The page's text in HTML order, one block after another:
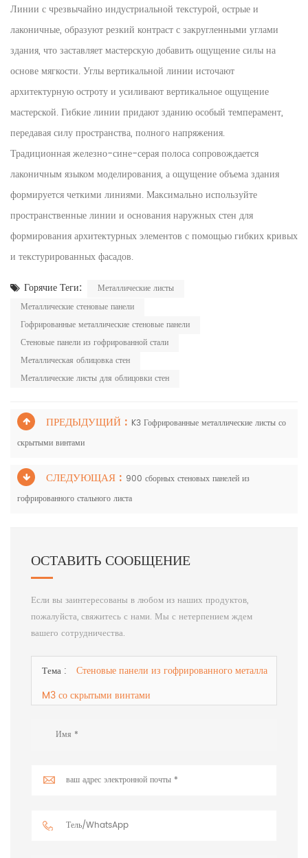
Линии с чрезвычайно индустриальной текстурой, острые и
лаконичные, образуют резкий контраст с закругленными углами
здания, что заставляет мастерскую добавить ощущение силы на
основе мягкости. Углы вертикальной линии источают
архитектурную остроту и усиливают вертикальное ощущение
мастерской. Гибкие линии придают зданию особый темперамент,
передавая силу пространства, полного напряжения.
Традиционная железно-сине-серая полоса сопровождается
лаконичным языком моделирования, а ощущение объема здания
формируется четкими линиями. Максимально используйте
пространственные линии и основания наружных стен для
формирования архитектурных элементов с помощью гибких кривых
и текстурированных фасадов.
Горячие Теги:
Металлические листы
Металлические стеновые панели
Гофрированные металлические стеновые панели
Стеновые панели из гофрированной стали
Металлическая облицовка стен
Металлические листы для облицовки стен
ПРЕДЫДУЩИЙ : K3 Гофрированные металлические листы со
скрытыми винтами
СЛЕДУЮЩАЯ : 900 сборных стеновых панелей из
гофрированного стального листа
ОСТАВИТЬ СООБЩЕНИЕ
Если вы заинтересованы в любом из наших продуктов,
пожалуйста, свяжитесь с нами. Мы с нетерпением ждем
вашего сотрудничества.
Тема :
Стеновые панели из гофрированного металла
M3 со скрытыми винтами